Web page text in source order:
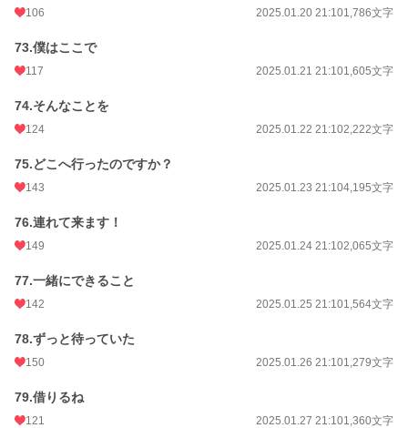
106 2025.01.20 21:101,786文字
73.僕はここで
117 2025.01.21 21:101,605文字
74.そんなことを
124 2025.01.22 21:102,222文字
75.どこへ行ったのですか？
143 2025.01.23 21:104,195文字
76.連れて来ます！
149 2025.01.24 21:102,065文字
77.一緒にできること
142 2025.01.25 21:101,564文字
78.ずっと待っていた
150 2025.01.26 21:101,279文字
79.借りるね
121 2025.01.27 21:101,360文字